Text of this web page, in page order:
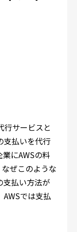
行サービスと
支払いを代行
にAWSの料
ぜこのような
支払い方法が
では支払